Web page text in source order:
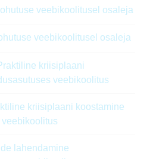
veebikoolitusel osaleja
veebikoolitusel osaleja
kriisiplaani
veebikoolitus
kriisiplaani koostamine
lahendamine